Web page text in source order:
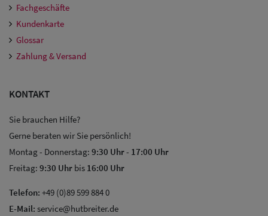
Fachgeschäfte
Kundenkarte
Glossar
Zahlung & Versand
KONTAKT
Sie brauchen Hilfe?
Gerne beraten wir Sie persönlich!
Montag - Donnerstag: 9:30 Uhr- 17:00 Uhr
Freitag: 9:30 Uhr bis 16:00 Uhr
Telefon: +49 (0)89 599 884 0
E-Mail: service@hutbreiter.de